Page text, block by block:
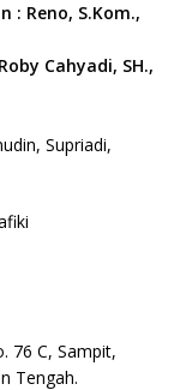
: Reno, S.Kom.,
Cahyadi, SH.,
Supriadi,
76 C, Sampit,
Tengah.